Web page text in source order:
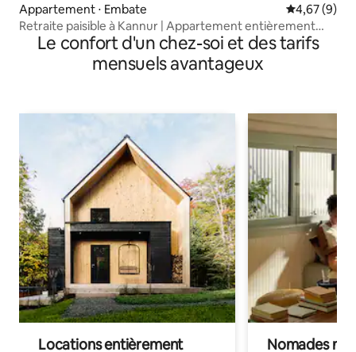
Appartement ⋅ Embate Évaluation
4,67 (9)
Retraite paisible à Kannur | Appartement entièrement
meublé
Le confort d'un chez-soi et des tarifs
mensuels avantageux
Locations entièrement Nomades